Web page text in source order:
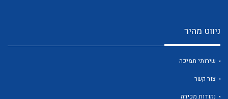
ניווט מהיר
שירותי תמיכה
צור קשר
נקודות מכירה